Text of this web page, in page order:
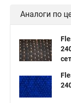
Аналоги по